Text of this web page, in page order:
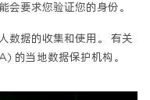
会要求您验证您的身份。
数据的收集和使用。 有关
的当地数据保护机构。